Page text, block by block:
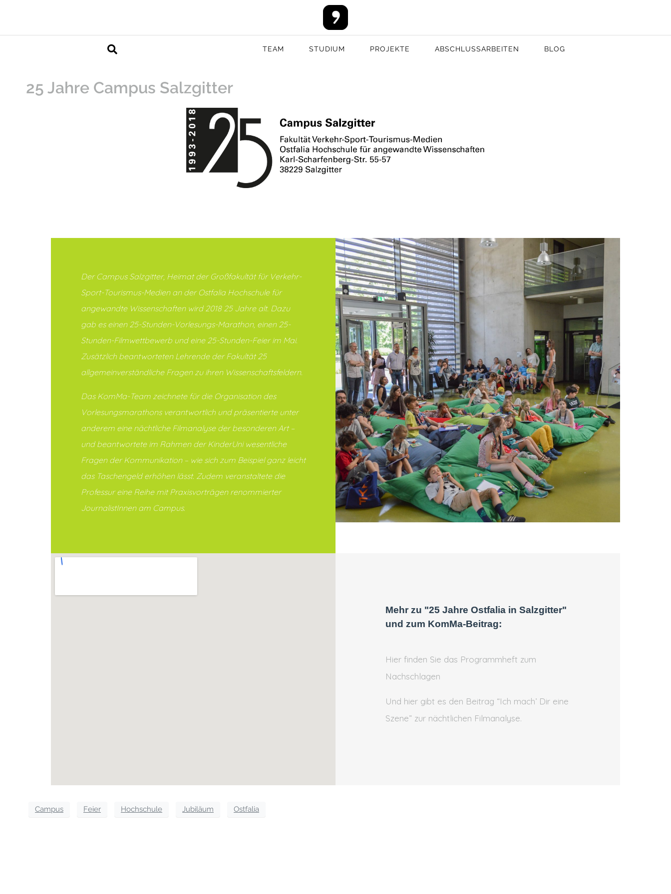
TEAM STUDIUM PROJEKTE ABSCHLUSSARBEITEN BLOG
25 Jahre Campus Salzgitter
Der Campus Salzgitter, Heimat der Großfakultät für Verkehr-
Sport-Tourismus-Medien an der Ostfalia Hochschule für
angewandte Wissenschaften wird 2018 25 Jahre alt. Dazu
gab es einen 25-Stunden-Vorlesungs-Marathon, einen 25-
Stunden-Filmwettbewerb und eine 25-Stunden-Feier im Mai.
Zusätzlich beantworteten Lehrende der Fakultät 25
allgemeinverständliche Fragen zu ihren Wissenschaftsfeldern.
Das KomMa-Team zeichnete für die Organisation des
Vorlesungsmarathons verantwortlich und präsentierte unter
anderem eine nächtliche Filmanalyse der besonderen Art –
und beantwortete im Rahmen der KinderUni wesentliche
Fragen der Kommunikation – wie sich zum Beispiel ganz leicht
das Taschengeld erhöhen lässt. Zudem veranstaltete die
Professur eine Reihe mit Praxisvorträgen renommierter
JournalistInnen am Campus.
Mehr zu "25 Jahre Ostfalia in Salzgitter"
und zum KomMa-Beitrag:
Hier finden Sie das Programmheft zum
Nachschlagen
Und hier gibt es den Beitrag “Ich mach’ Dir eine
Szene” zur nächtlichen Filmanalyse.
Campus Feier Hochschule Jubiläum Ostfalia